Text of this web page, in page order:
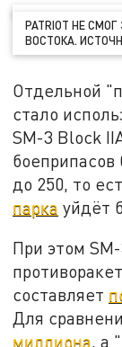
PATRIOT НЕ
ВОСТОКА.
Отдельной
стало
SM-3 Block
боеприпасов
до 250, то
парка уйдёт
При этом
составляет
Для
миллиона, а